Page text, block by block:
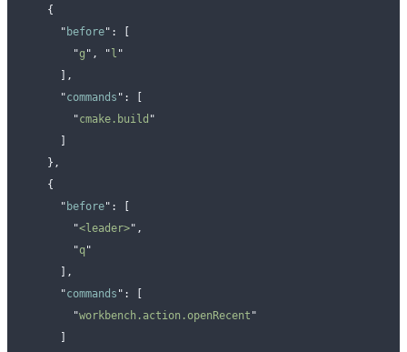
    {
      "
before" :
        "
g " , " l "
      ],
      "
commands " :
        "
cmake.build "
    },
    {
      "
before" :
        "
<leader>" ,
        "
q"
      ],
      "
commands " :
        "
workbench.action.openRecent "